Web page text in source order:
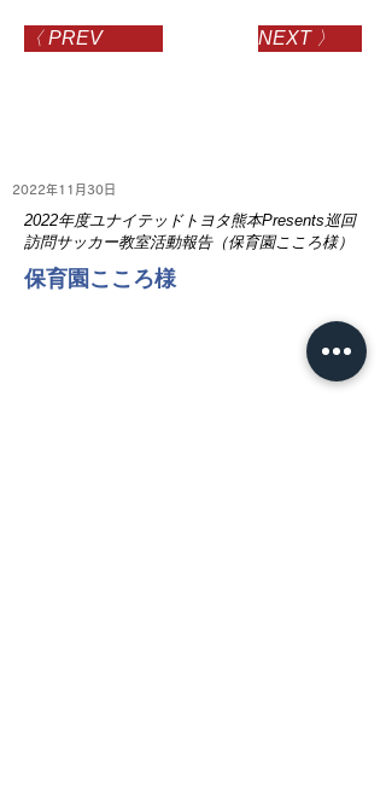
〈 PREV NEXT 〉
2022年11月30日
2022年度ユナイテッドトヨタ熊本Presents巡回
訪問サッカー教室活動報告（保育園こころ様）
保育園こころ様